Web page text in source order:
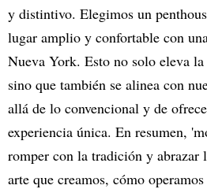
y distintivo. Elegimos un
lugar amplio y confortable con
Nueva York. Esto no solo eleva
sino que también se alinea con
allá de lo convencional y de
experiencia única. En resumen,
romper con la tradición y abrazar
arte que creamos, cómo